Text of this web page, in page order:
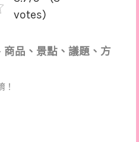
votes)
商品、景點、議題、方
！